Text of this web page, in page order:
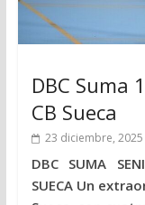
DBC Suma
CB Sueca
23 diciembre, 2025
DBC SUMA
SUECA Un